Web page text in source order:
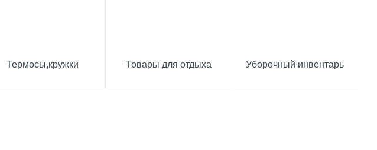
Термосы,кружки Товары для отдыха Уборочный инвентарь